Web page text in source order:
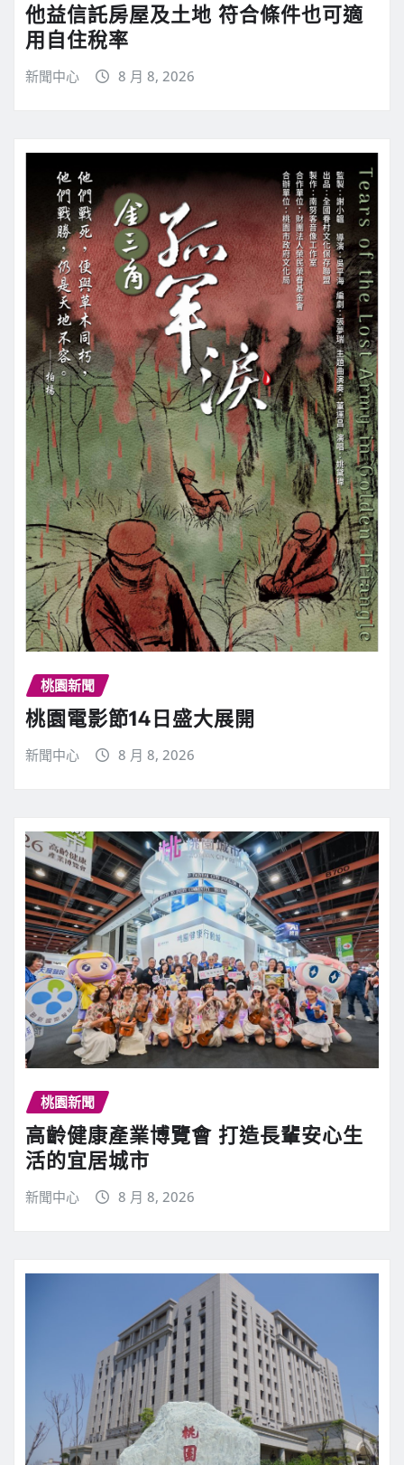
他益信託房屋及土地 符合條件也可適
用自住稅率
新聞中心 8 月 8, 2026
桃園新聞
桃園電影節14日盛大展開
新聞中心 8 月 8, 2026
桃園新聞
高齡健康產業博覽會 打造長輩安心生
活的宜居城市
新聞中心 8 月 8, 2026